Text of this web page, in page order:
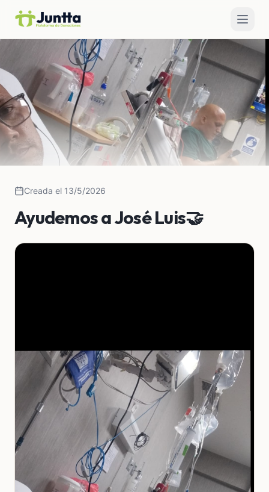
Creada el 13/5/2026
Ayudemos a José Luis🤝